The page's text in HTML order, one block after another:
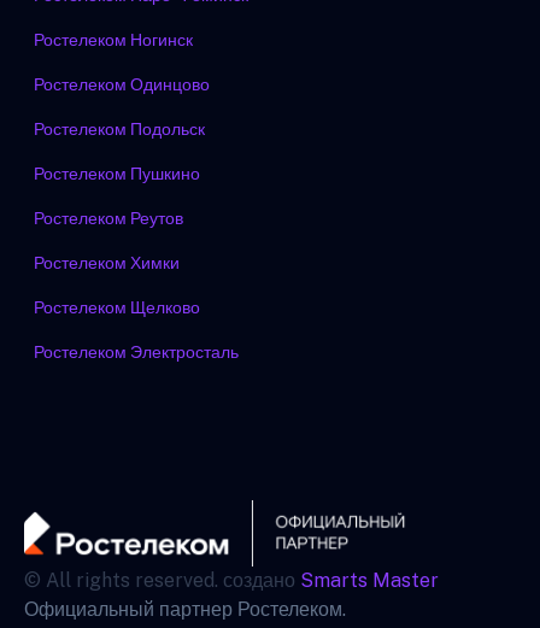
Ростелеком Ногинск
Ростелеком Одинцово
Ростелеком Подольск
Ростелеком Пушкино
Ростелеком Реутов
Ростелеком Химки
Ростелеком Щелково
Ростелеком Электросталь
© All rights reserved. создано Smarts Master
Официальный партнер Ростелеком.